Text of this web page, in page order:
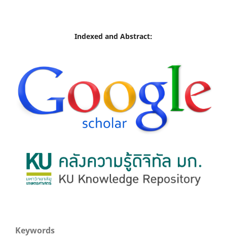
Indexed and Abstract:
Keywords